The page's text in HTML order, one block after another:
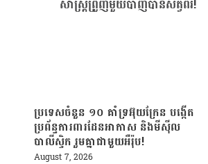
សាស្ត្រព្រួញមួយបាញ់បានសត្វពីរ!
ប្រទេសចំនួន ១០ គាំទ្រអ៊ុយក្រែន បង្កើត
ប្រព័ន្ធការពារដែនអាកាស និងមីស៊ីល
បាលីស្ទិក រួមគ្នាជាមួយអឺរ៉ុប!
August 7, 2026